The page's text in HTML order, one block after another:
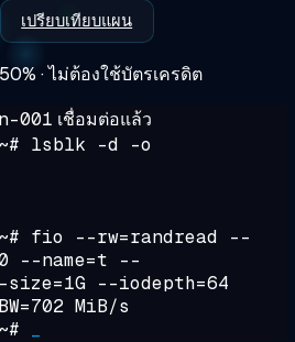
เปรียบเทียบแผน
· ไม่ต้องใช้บัตรเครดิต
001 เชื่อมต่อแล้ว
lsblk -d -o
fio --rw=randread --
--name=t --
--iodepth=64
MiB/s